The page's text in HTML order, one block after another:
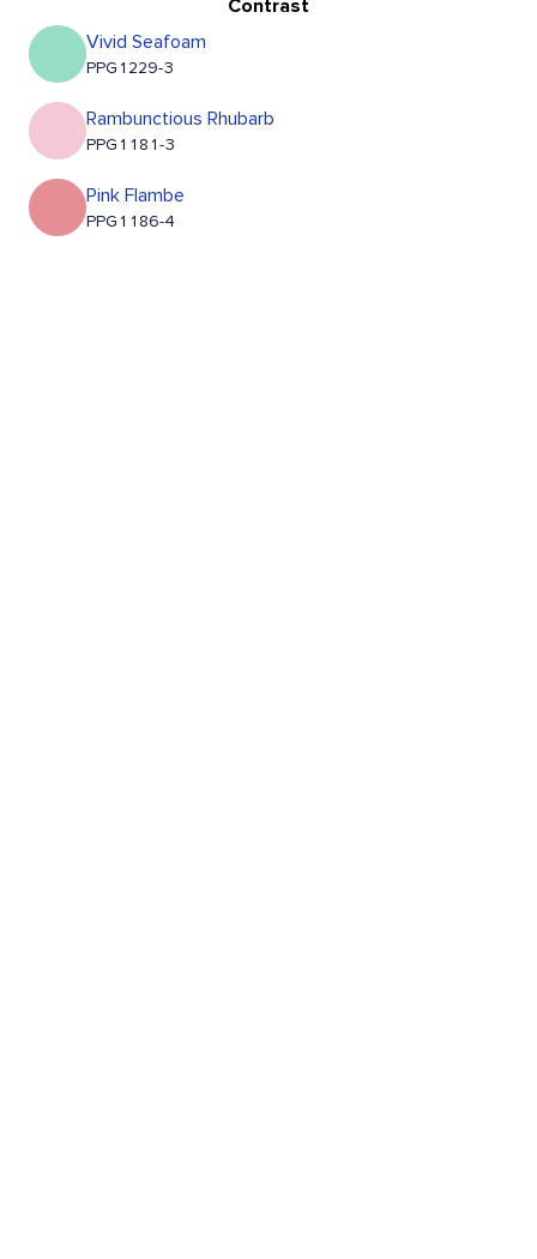
Contrast
Vivid Seafoam
PPG1229-3
Rambunctious Rhubarb
PPG1181-3
Pink Flambe
PPG1186-4